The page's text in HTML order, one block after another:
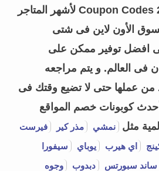
وكوبونات خصم Coupon Codes 2026 لأشهر المتاجر
الأون لاين فى شتى
افضل توفير ممكن على
فى العالم. و يتم مراجعه
من عملها حتى لا تضيع وقتك فى
أحدث كوبونات خصم المواقع
مثل
نمشي مذر كير
فيرست
اي هيرب يوباي
سيفورا
ساند سبورتس دبدوب
وجوه